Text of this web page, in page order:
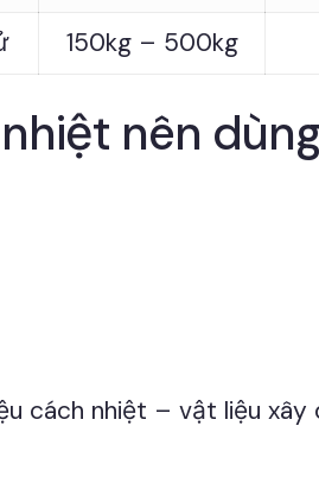
150kg – 500kg
nên
cách nhiệt – vật liệu xây